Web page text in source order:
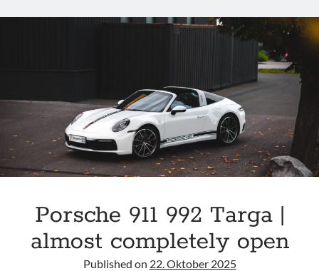
GT3
|
Porsche 911 992 Targa |
almost completely open
Published on 22. Oktober 2025